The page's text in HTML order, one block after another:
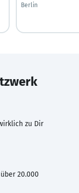
Berlin
zu Dir
20.000